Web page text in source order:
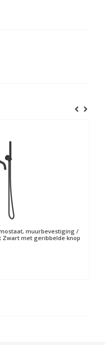
muurbevestiging /
Zwart met geribbelde knop